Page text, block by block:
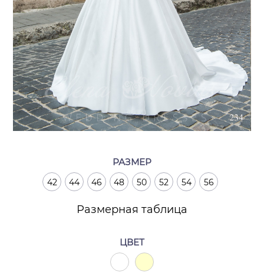
РАЗМЕР
42 44 46 48 50 52 54 56
Размерная таблица
ЦВЕТ